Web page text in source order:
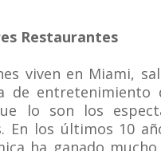
Restaurantes
viven en Miami,
de entretenimiento
lo son los
En los últimos 10
ha ganado